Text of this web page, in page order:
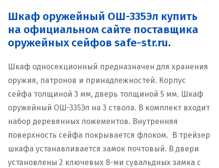
Шкаф оружейный ОШ-335Эл купить
на официальном сайте поставщика
оружейных сейфов safe-str.ru.
Шкаф односекционный предназначен для хранения
оружия, патронов и принадлежностей. Корпус
сейфа толщиной 3 мм, дверь толщиной 5 мм. Шкаф
оружейный ОШ-335Эл на 3 ствола. В комплект входит
набор деревянных ложементов. Внутренняя
поверхность сейфа покрывается флоком. В трейзер
шкафа устанавливается замок почтовый. В двери
установлены 2 ключевых 8-ми сувальдных замка с